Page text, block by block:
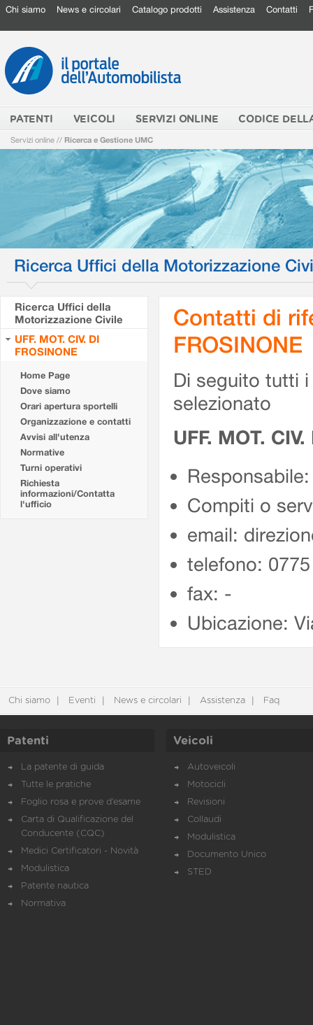
Chi siamo News e circolari Catalogo prodotti Assistenza Contatti
PATENTI VEICOLI SERVIZI ONLINE CODICE
Servizi online // Ricerca e Gestione UMC
Ricerca Uffici della Motorizzazione
Ricerca Uffici della
Motorizzazione Civile
UFF. MOT. CIV. DI
FROSINONE
Home Page
Dove siamo
Orari apertura sportelli
Organizzazione e contatti
Avvisi all'utenza
Normative
Turni operativi
Richiesta
informazioni/Contatta
l'ufficio
Contatti di
FROSINONE
Di seguito tutti
selezionato
UFF. MOT.
Compiti o
email:
telefono:
fax: -
Ubicazione:
Chi siamo Eventi News e circolari Assistenza Faq
Patenti
La patente di guida
Tutte le pratiche
Foglio rosa e prove d’esame
Carta di Qualificazione del
Conducente (CQC)
Medici Certificatori - Novità
Modulistica
Patente nautica
Normativa
Veicoli
Autoveicoli
Motocicli
Revisioni
Collaudi
Modulistica
Documento Unico
STED